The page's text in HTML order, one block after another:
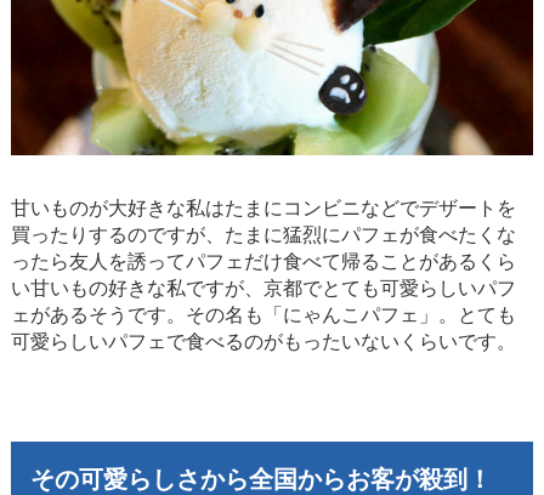
甘いものが大好きな私はたまにコンビニなどでデザートを
買ったりするのですが、たまに猛烈にパフェが食べたくな
ったら友人を誘ってパフェだけ食べて帰ることがあるくら
い甘いもの好きな私ですが、京都でとても可愛らしいパフ
ェがあるそうです。その名も「にゃんこパフェ」。とても
可愛らしいパフェで食べるのがもったいないくらいです。
その可愛らしさから全国からお客が殺到！